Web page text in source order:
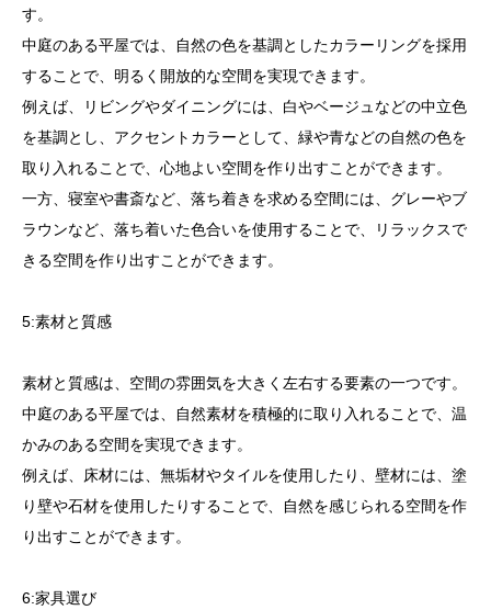
す。
中庭のある平屋では、自然の色を基調としたカラーリングを採用
することで、明るく開放的な空間を実現できます。
例えば、リビングやダイニングには、白やベージュなどの中立色
を基調とし、アクセントカラーとして、緑や青などの自然の色を
取り入れることで、心地よい空間を作り出すことができます。
一方、寝室や書斎など、落ち着きを求める空間には、グレーやブ
ラウンなど、落ち着いた色合いを使用することで、リラックスで
きる空間を作り出すことができます。
5:素材と質感
素材と質感は、空間の雰囲気を大きく左右する要素の一つです。
中庭のある平屋では、自然素材を積極的に取り入れることで、温
かみのある空間を実現できます。
例えば、床材には、無垢材やタイルを使用したり、壁材には、塗
り壁や石材を使用したりすることで、自然を感じられる空間を作
り出すことができます。
6:家具選び